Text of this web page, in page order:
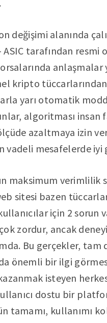
değişimi alanında
tarafından
anlaşmalar
kripto tüccarlarından
yarı otomatik
algoritması
azaltmaya izin
vadeli mesafelerde iyi
maksimum verimlilik
sitesi bazen
için 2 sorun
zordur, ancak
Bu gerçekler, tam
önemli bir ilgi
isteyen
dostu bir
tamamı, kullanımı